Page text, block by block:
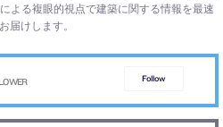
よる複眼的視点で建築に関する情報を最速
届けします。
Follow